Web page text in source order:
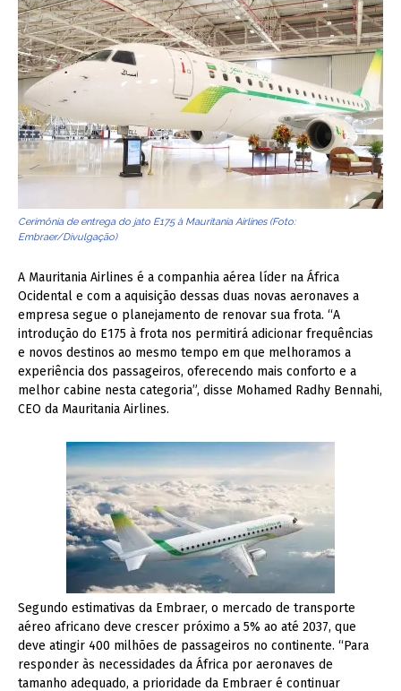
Cerimônia de entrega do jato E175 à Mauritania Airlines (Foto:
Embraer/Divulgação)
A Mauritania Airlines é a companhia aérea líder na África
Ocidental e com a aquisição dessas duas novas aeronaves a
empresa segue o planejamento de renovar sua frota. “A
introdução do E175 à frota nos permitirá adicionar frequências
e novos destinos ao mesmo tempo em que melhoramos a
experiência dos passageiros, oferecendo mais conforto e a
melhor cabine nesta categoria”, disse Mohamed Radhy Bennahi,
CEO da Mauritania Airlines.
Segundo estimativas da Embraer, o mercado de transporte
aéreo africano deve crescer próximo a 5% ao até 2037, que
deve atingir 400 milhões de passageiros no continente. “Para
responder às necessidades da África por aeronaves de
tamanho adequado, a prioridade da Embraer é continuar